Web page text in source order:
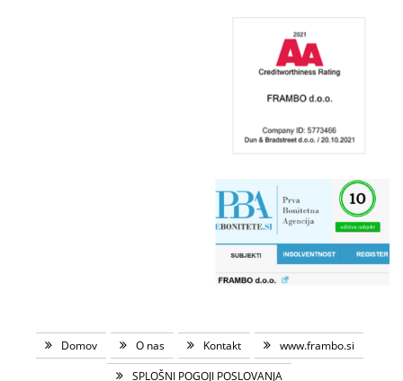
Domov O nas Kontakt
www.frambo.si
SPLOŠNI POGOJI POSLOVANJA